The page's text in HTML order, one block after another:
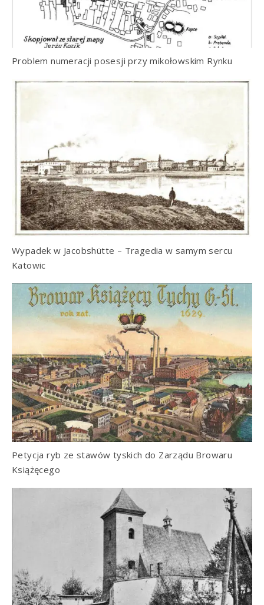
Problem numeracji posesji przy mikołowskim Rynku
Wypadek w Jacobshütte – Tragedia w samym sercu
Katowic
Petycja ryb ze stawów tyskich do Zarządu Browaru
Książęcego